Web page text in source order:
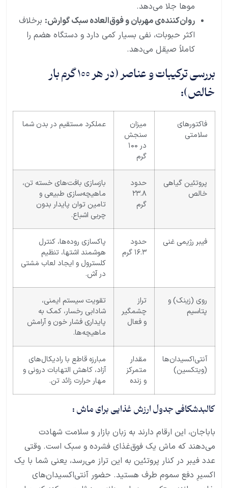
موها جلا می‌دهد.
روان‌کننده‌ی مهربان و فوق‌العاده سبک گوارش: برخلاف
اکثر حبوبات، نفی بسیار کمی دارد و دستگاه هضم را
کاملاً صیقل می‌دهد.
بررسی ترکیبات و عناصر (در هر۱۰۰گرم بار
خالص):
فاکتورهای
سلامتی
میزان
سنجش
در ۱۰۰
گرم
عملکرد مستقیم در بدن شما
پروتئین گیاهی
خالص
حدود
۲۳.۸
گرم
بازسازی بافت‌های خسته تن،
ماهیچه‌سازی طبیعی و
تامین توان پایدار بدون
چربی اشباع.
فیبر رژیمی غنی
حدود
۱۶.۳ گرم
پاکسازی روده‌ها، کنترل
هوشمند اشتها، تنظیم
کلسترول و ایجاد لعاب مَشتی
در آش.
روی (زینک) و
پتاسیم
تراز
چشمگیر
و فعال
تقویت سیستم ایمنی،
شادابی رخسار، کمک به
پایداری فشار خون و آرامش
ماهیچه‌ها.
آنتی‌اکسیدان‌ها
(ویتکسین)
مقدار
متمرکز
و زنده
مبارزه قاطع با رادیکال‌های
آزاد، کاهش التهابات درونی و
مهار حرارت زائد تن.
کالبدشکافی جدول ارزش غذایی برای ماش :
باباجان، این ارقام دارند به زبان بازار و سلامت شهادت
می‌دهند که ماش یک فوق‌غذای فشرده و سبک است. وقتی
عدد فیبر در کنار پروتئین به این تراز می‌رسد، یعنی شما با یک
اکسیرِ دفع سموم طرف هستید. حضور آنتی‌اکسیدان‌های